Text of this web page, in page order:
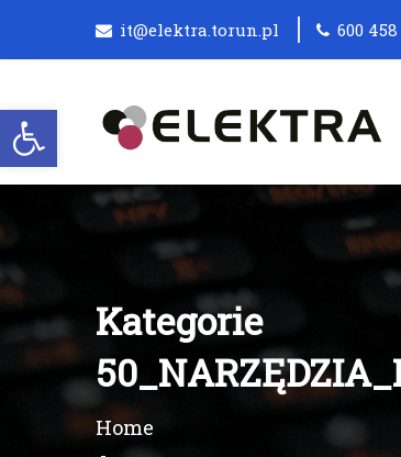
Otwórz pasek narzędzi
it@elektra.torun.pl 600
Kategorie
Home